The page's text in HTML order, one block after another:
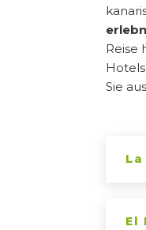
Reise
Sie
El